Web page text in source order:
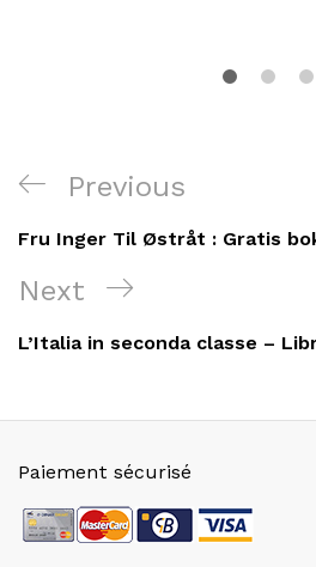
Navigation
de
l’article
Previous
Post
Previous
Fru Inger Til Østråt : Gratis
Next
Post
Next
L’Italia in seconda classe –
Paiement sécurisé